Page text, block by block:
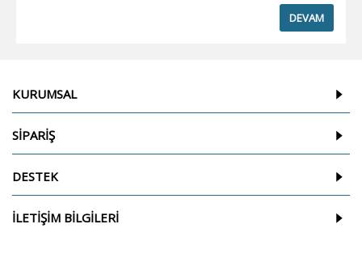
DEVAM
KURUMSAL
SİPARİŞ
DESTEK
İLETİŞİM BİLGİLERİ